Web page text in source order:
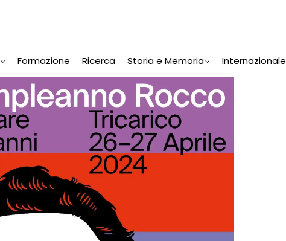
Formazione Ricerca Storia e Memoria Internazionale